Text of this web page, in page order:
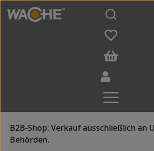
Zum Hauptinhalt springen